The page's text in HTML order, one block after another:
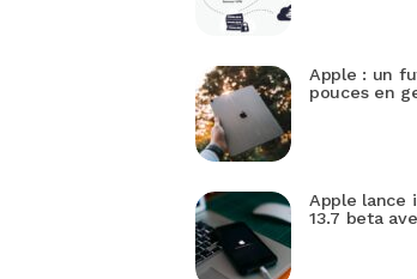
Apple : un
pouces en
Apple lance
13.7 beta